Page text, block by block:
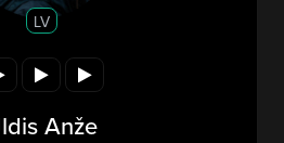
LV
Anže